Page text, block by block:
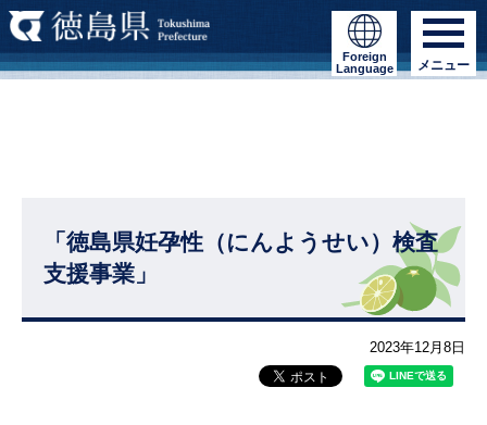
Foreign
Language
メニュー
「徳島県妊孕性（にんようせい）検査
支援事業」
2023年12月8日